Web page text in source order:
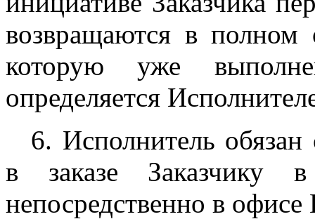
возвращаются в
которую уже
определяется
6. Исполнитель
в заказе Заказчику
непосредственно в офисе